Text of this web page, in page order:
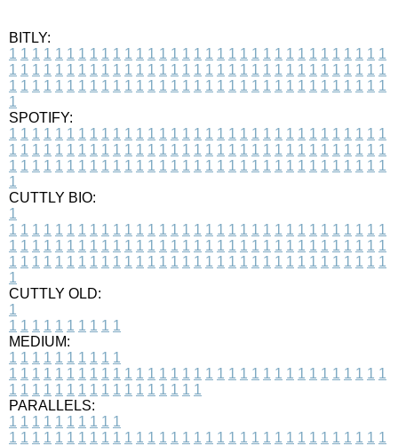
BITLY:
1 1 1 1 1 1 1 1 1 1 1 1 1 1 1 1 1 1 1 1 1 1 1 1 1 1 1 1 1 1 1 1 1
1 1 1 1 1 1 1 1 1 1 1 1 1 1 1 1 1 1 1 1 1 1 1 1 1 1 1 1 1 1 1 1 1
1 1 1 1 1 1 1 1 1 1 1 1 1 1 1 1 1 1 1 1 1 1 1 1 1 1 1 1 1 1 1 1 1
1
SPOTIFY:
1 1 1 1 1 1 1 1 1 1 1 1 1 1 1 1 1 1 1 1 1 1 1 1 1 1 1 1 1 1 1 1 1
1 1 1 1 1 1 1 1 1 1 1 1 1 1 1 1 1 1 1 1 1 1 1 1 1 1 1 1 1 1 1 1 1
1 1 1 1 1 1 1 1 1 1 1 1 1 1 1 1 1 1 1 1 1 1 1 1 1 1 1 1 1 1 1 1 1
1
CUTTLY BIO:
1
1 1 1 1 1 1 1 1 1 1 1 1 1 1 1 1 1 1 1 1 1 1 1 1 1 1 1 1 1 1 1 1 1
1 1 1 1 1 1 1 1 1 1 1 1 1 1 1 1 1 1 1 1 1 1 1 1 1 1 1 1 1 1 1 1 1
1 1 1 1 1 1 1 1 1 1 1 1 1 1 1 1 1 1 1 1 1 1 1 1 1 1 1 1 1 1 1 1 1
1
CUTTLY OLD:
1
1 1 1 1 1 1 1 1 1 1
MEDIUM:
1 1 1 1 1 1 1 1 1 1
1 1 1 1 1 1 1 1 1 1 1 1 1 1 1 1 1 1 1 1 1 1 1 1 1 1 1 1 1 1 1 1 1
1 1 1 1 1 1 1 1 1 1 1 1 1 1 1 1 1
PARALLELS:
1 1 1 1 1 1 1 1 1 1
1 1 1 1 1 1 1 1 1 1 1 1 1 1 1 1 1 1 1 1 1 1 1 1 1 1 1 1 1 1 1 1 1